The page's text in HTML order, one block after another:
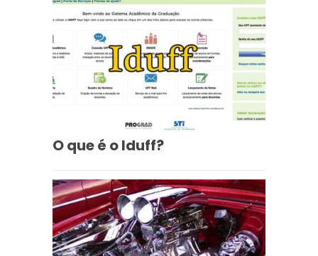
O que é o Iduff?